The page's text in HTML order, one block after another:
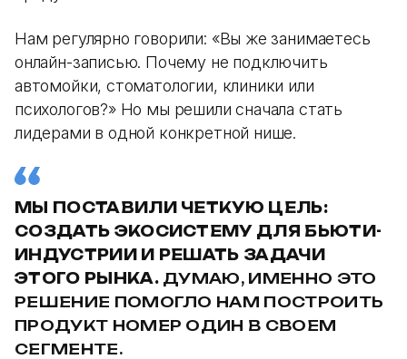
Нам регулярно говорили: «Вы же занимаетесь
онлайн-записью. Почему не подключить
автомойки, стоматологии, клиники или
психологов?» Но мы решили сначала стать
лидерами в одной конкретной нише.
МЫ ПОСТАВИЛИ ЧЕТКУЮ ЦЕЛЬ:
СОЗДАТЬ ЭКОСИСТЕМУ ДЛЯ БЬЮТИ-
ИНДУСТРИИ И РЕШАТЬ ЗАДАЧИ
ЭТОГО РЫНКА. ДУМАЮ, ИМЕННО ЭТО
РЕШЕНИЕ ПОМОГЛО НАМ ПОСТРОИТЬ
ПРОДУКТ НОМЕР ОДИН В СВОЕМ
СЕГМЕНТЕ.